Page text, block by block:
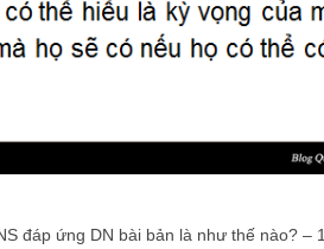
đáp ứng DN bài bản là như thế nào? – 1